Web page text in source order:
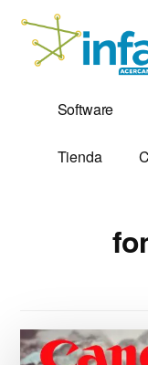
contenido
Additional
menu
Soluciones
desde
1,999
Electrónica
Software
Tienda